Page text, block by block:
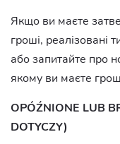
Якщо ви маєте
гроші, реалізовані
або запитайте про
якому ви маєте
OPÓŹNIONE LUB
DOTYCZY)